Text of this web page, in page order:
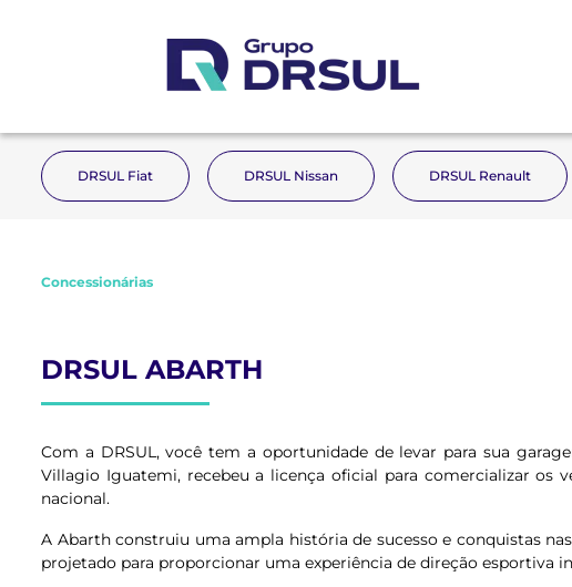
DRSUL Fiat DRSUL Nissan DRSUL Renault
Concessionárias
DRSUL ABARTH
Com a DRSUL, você tem a oportunidade de levar para sua
Villagio Iguatemi, recebeu a licença oficial para comercializar os
nacional.
A Abarth construiu uma ampla história de sucesso e conquistas
projetado para proporcionar uma experiência de direção esportiva